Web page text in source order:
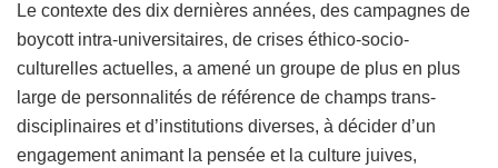
Le contexte des dix dernières années, des campagnes de
boycott intra-universitaires, de crises éthico-socio-
culturelles actuelles, a amené un groupe de plus en plus
large de personnalités de référence de champs trans-
disciplinaires et d’institutions diverses, à décider d’un
engagement animant la pensée et la culture juives,